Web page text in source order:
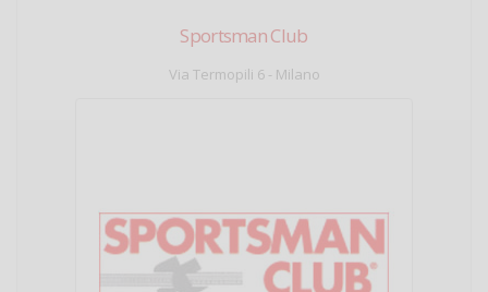
Sportsman Club
Via Termopili 6 - Milano